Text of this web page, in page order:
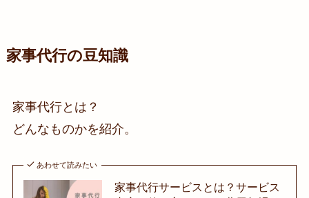
家事代行の豆知識
家事代行とは？
どんなものかを紹介。
あわせて読みたい
家事代行サービスとは？サービス